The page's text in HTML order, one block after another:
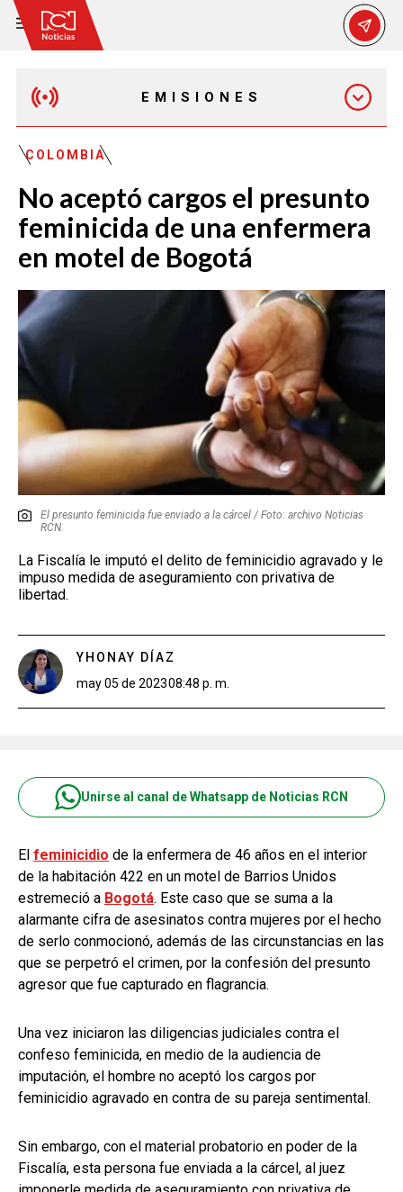
EMISIONES
EMISIÓN 12:30 PM
EMISIÓN 7:00 PM
COLOMBIA
No aceptó cargos el presunto
feminicida de una enfermera
en motel de Bogotá
El presunto feminicida fue enviado a la cárcel / Foto: archivo Noticias
RCN.
La Fiscalía le imputó el delito de feminicidio agravado y le
impuso medida de aseguramiento con privativa de
libertad.
YHONAY DÍAZ
may 05 de 202308:48 p. m.
Unirse al canal de Whatsapp de Noticias RCN
El feminicidio de la enfermera de 46 años en el interior
de la habitación 422 en un motel de Barrios Unidos
estremeció a Bogotá. Este caso que se suma a la
alarmante cifra de asesinatos contra mujeres por el hecho
de serlo conmocionó, además de las circunstancias en las
que se perpetró el crimen, por la confesión del presunto
agresor que fue capturado en flagrancia.
Una vez iniciaron las diligencias judiciales contra el
confeso feminicida, en medio de la audiencia de
imputación, el hombre no aceptó los cargos por
feminicidio agravado en contra de su pareja sentimental.
Sin embargo, con el material probatorio en poder de la
Fiscalía, esta persona fue enviada a la cárcel, al juez